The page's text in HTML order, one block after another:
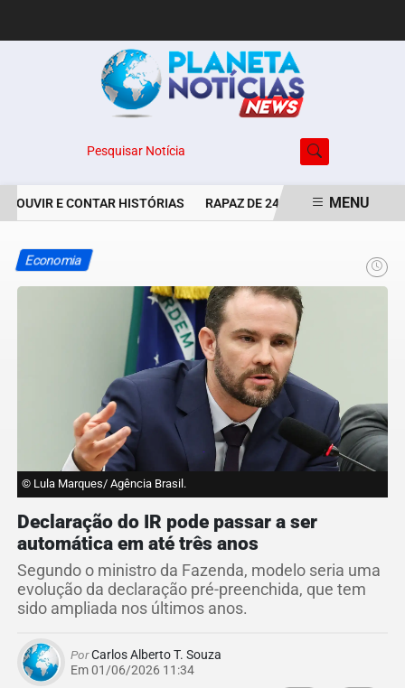
Pesquisar Notícia
OUVIR E CONTAR HISTÓRIAS RAPAZ DE 24 ANOS É MENU
Economia
© Lula Marques/ Agência Brasil.
Declaração do IR pode passar a ser
automática em até três anos
Segundo o ministro da Fazenda, modelo seria uma
evolução da declaração pré-preenchida, que tem
sido ampliada nos últimos anos.
PorCarlos Alberto T. Souza
Em 01/06/2026 11:34